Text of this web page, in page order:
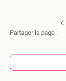
Partager la page :